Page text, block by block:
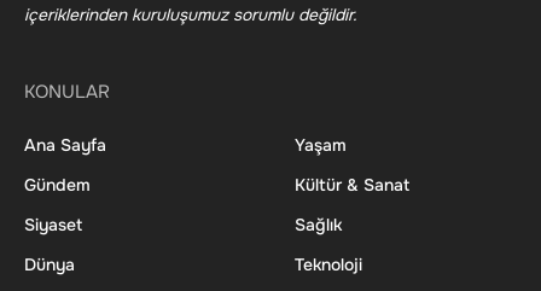
içeriklerinden kuruluşumuz sorumlu değildir.
KONULAR
Ana Sayfa
Gündem
Siyaset
Dünya
Yaşam
Kültür & Sanat
Sağlık
Teknoloji